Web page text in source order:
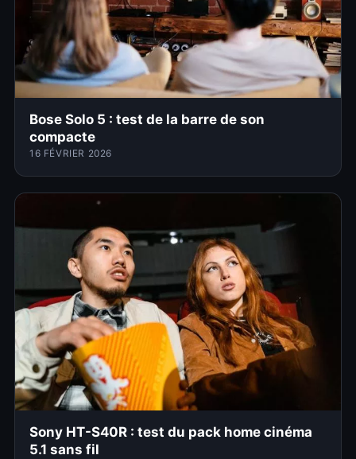
Bose Solo 5 : test de la barre de son
compacte
16 FÉVRIER 2026
Sony HT-S40R : test du pack home cinéma
5.1 sans fil